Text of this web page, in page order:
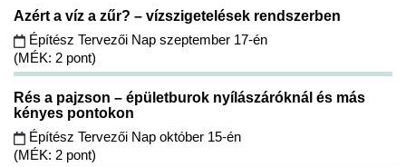
Azért a víz a zűr? – vízszigetelések rendszerben
Építész Tervezői Nap szeptember 17-én
(MÉK: 2 pont)
Rés a pajzson – épületburok nyílászáróknál és más
kényes pontokon
Építész Tervezői Nap október 15-én
(MÉK: 2 pont)